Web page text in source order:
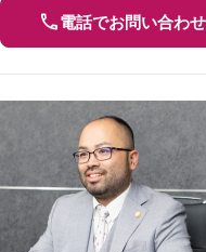
電話でお問い合わせ